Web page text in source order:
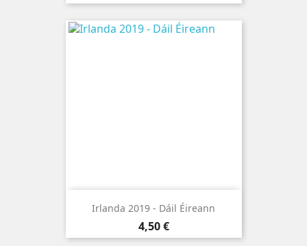
Irlanda 2019 - Dáil Éireann
Preço
4,50 €